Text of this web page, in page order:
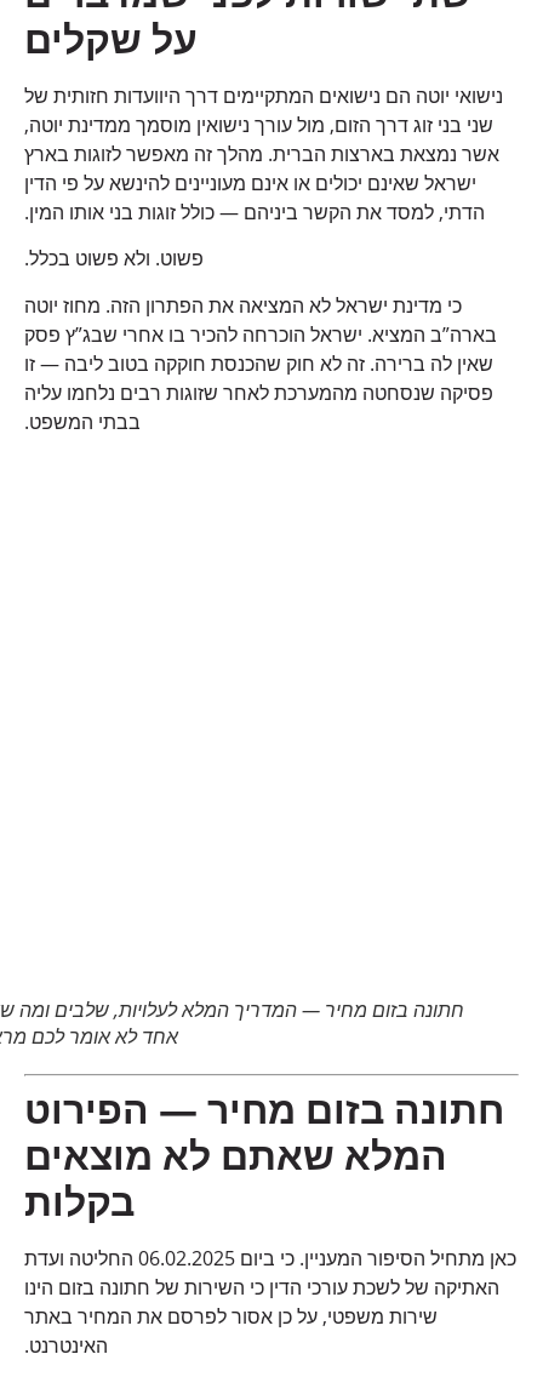
על שקלים
נישואי יוטה הם נישואים המתקיימים דרך היוועדות חזותית של
שני בני זוג דרך הזום, מול עורך נישואין מוסמך ממדינת יוטה,
אשר נמצאת בארצות הברית. מהלך זה מאפשר לזוגות בארץ
ישראל שאינם יכולים או אינם מעוניינים להינשא על פי הדין
הדתי, למסד את הקשר ביניהם — כולל זוגות בני אותו המין.
פשוט. ולא פשוט בכלל.
כי מדינת ישראל לא המציאה את הפתרון הזה. מחוז יוטה
בארה”ב המציא. ישראל הוכרחה להכיר בו אחרי שבג”ץ פסק
שאין לה ברירה. זה לא חוק שהכנסת חוקקה בטוב ליבה — זו
פסיקה שנסחטה מהמערכת לאחר שזוגות רבים נלחמו עליה
בבתי המשפט.
חתונה בזום מחיר — המדריך המלא לעלויות, שלבים ומה שאף
אחד לא אומר לכם מראש
חתונה בזום מחיר — הפירוט
המלא שאתם לא מוצאים
בקלות
כאן מתחיל הסיפור המעניין. כי ביום 06.02.2025 החליטה ועדת
האתיקה של לשכת עורכי הדין כי השירות של חתונה בזום הינו
שירות משפטי, על כן אסור לפרסם את המחיר באתר
האינטרנט.